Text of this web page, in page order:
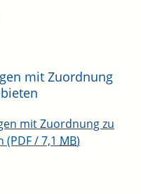
mit Zuordnung
mit Zuordnung zu
(PDF / 7,1 MB)